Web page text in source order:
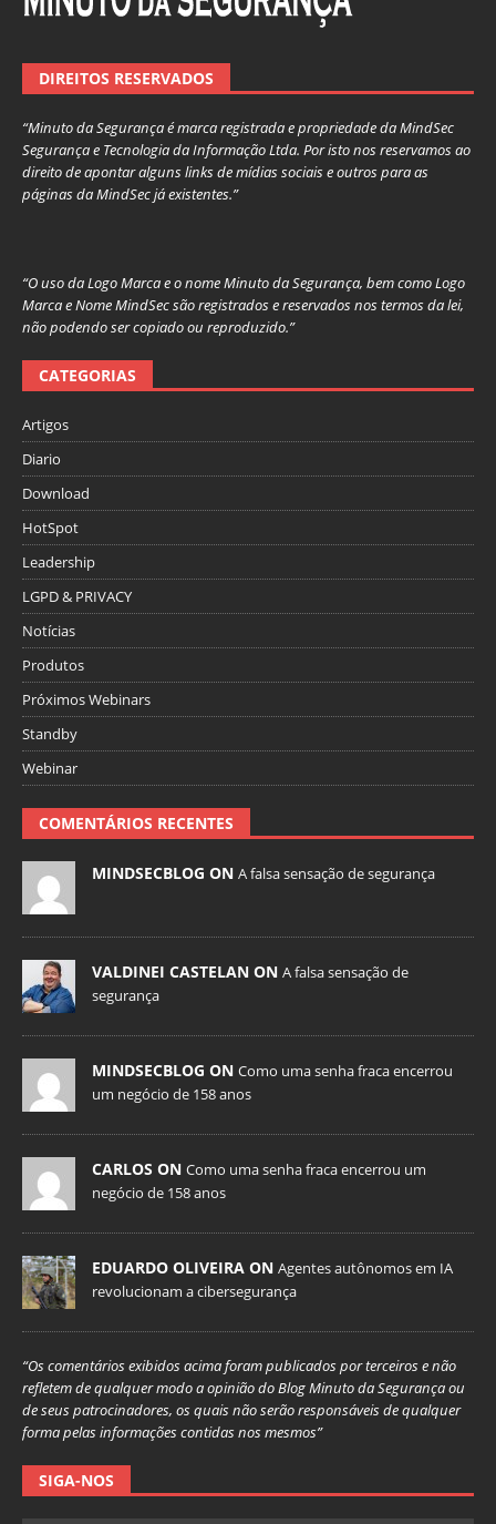
DIREITOS RESERVADOS
“Minuto da Segurança é marca registrada e propriedade da MindSec
Segurança e Tecnologia da Informação Ltda. Por isto nos reservamos ao
direito de apontar alguns links de mídias sociais e outros para as
páginas da MindSec já existentes.”
“O uso da Logo Marca e o nome Minuto da Segurança, bem como Logo
Marca e Nome MindSec são registrados e reservados nos termos da lei,
não podendo ser copiado ou reproduzido.”
CATEGORIAS
Artigos
Diario
Download
HotSpot
Leadership
LGPD & PRIVACY
Notícias
Produtos
Próximos Webinars
Standby
Webinar
COMENTÁRIOS RECENTES
MINDSECBLOG ON A falsa sensação de segurança
VALDINEI CASTELAN ON A falsa sensação de
segurança
MINDSECBLOG ON Como uma senha fraca encerrou
um negócio de 158 anos
CARLOS ON Como uma senha fraca encerrou um
negócio de 158 anos
EDUARDO OLIVEIRA ON Agentes autônomos em IA
revolucionam a cibersegurança
“Os comentários exibidos acima foram publicados por terceiros e não
refletem de qualquer modo a opinião do Blog Minuto da Segurança ou
de seus patrocinadores, os quais não serão responsáveis de qualquer
forma pelas informações contidas nos mesmos”
SIGA-NOS